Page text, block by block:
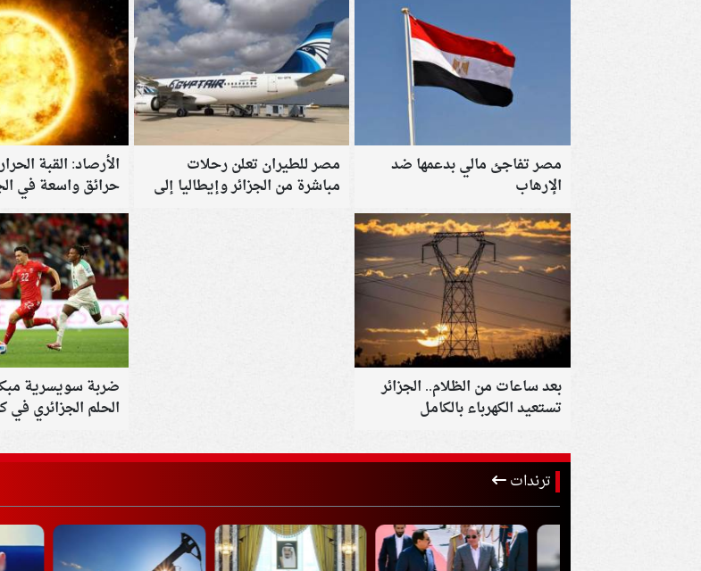
مصر تفاجئ مالي بدعمها ضد
الإرهاب
مصر للطيران تعلن رحلات
مباشرة من الجزائر وإيطاليا إلى
الأرصاد: القبة
حرائق واسعة في
بعد ساعات من الظلام.. الجزائر
تستعيد الكهرباء بالكامل
ضربة سويسرية
الحلم الجزائري في
ترندات